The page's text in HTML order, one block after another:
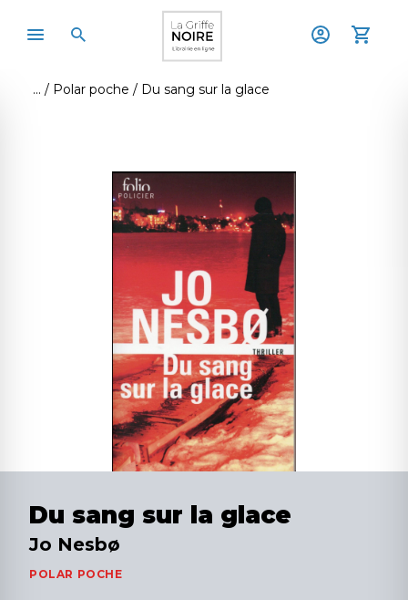
Polar poche Du sang sur la glace
Du sang sur la glace
Jo Nesbø
POLAR POCHE